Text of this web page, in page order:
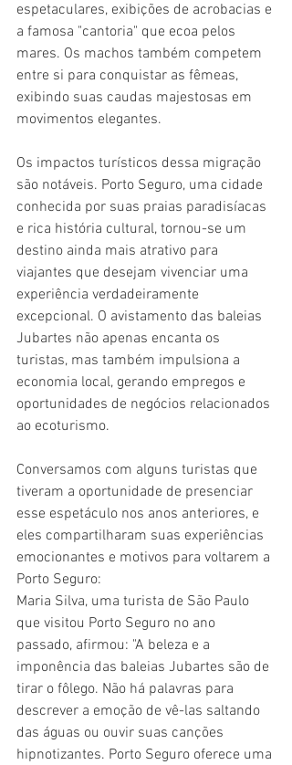
espetaculares, exibições de acrobacias e
a famosa "cantoria" que ecoa pelos
mares. Os machos também competem
entre si para conquistar as fêmeas,
exibindo suas caudas majestosas em
movimentos elegantes.
Os impactos turísticos dessa migração
são notáveis. Porto Seguro, uma cidade
conhecida por suas praias paradisíacas
e rica história cultural, tornou-se um
destino ainda mais atrativo para
viajantes que desejam vivenciar uma
experiência verdadeiramente
excepcional. O avistamento das baleias
Jubartes não apenas encanta os
turistas, mas também impulsiona a
economia local, gerando empregos e
oportunidades de negócios relacionados
ao ecoturismo.
Conversamos com alguns turistas que
tiveram a oportunidade de presenciar
esse espetáculo nos anos anteriores, e
eles compartilharam suas experiências
emocionantes e motivos para voltarem a
Porto Seguro:
Maria Silva, uma turista de São Paulo
que visitou Porto Seguro no ano
passado, afirmou: "A beleza e a
imponência das baleias Jubartes são de
tirar o fôlego. Não há palavras para
descrever a emoção de vê-las saltando
das águas ou ouvir suas canções
hipnotizantes. Porto Seguro oferece uma